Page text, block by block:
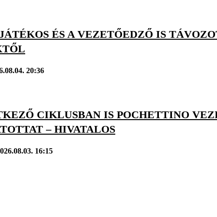
ÉS A VEZETŐEDZŐ IS
20:36
CIKLUSBAN IS POCHETTINO
– HIVATALOS
16:15